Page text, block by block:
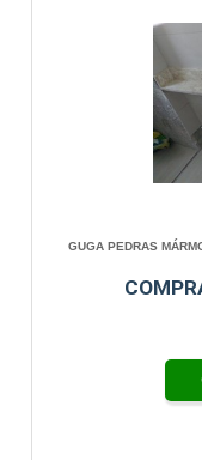
GUGA PEDRAS